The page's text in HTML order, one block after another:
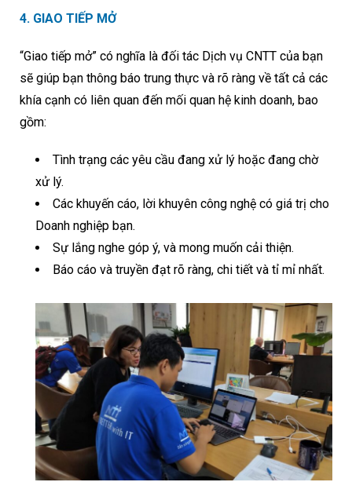
4. GIAO TIẾP MỞ
“Giao tiếp mở” có nghĩa là đối tác Dịch vụ CNTT của bạn
sẽ giúp bạn thông báo trung thực và rõ ràng về tất cả các
khía cạnh có liên quan đến mối quan hệ kinh doanh, bao
gồm:
Tình trạng các yêu cầu đang xử lý hoặc đang chờ
xử lý.
Các khuyến cáo, lời khuyên công nghệ có giá trị cho
Doanh nghiệp bạn.
Sự lắng nghe góp ý, và mong muốn cải thiện.
Báo cáo và truyền đạt rõ ràng, chi tiết và tỉ mỉ nhất.